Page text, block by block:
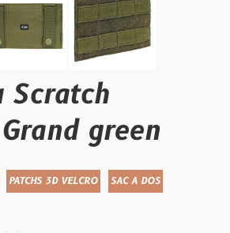
Scratch
green
PATCHS 3D VELCRO SAC A DOS